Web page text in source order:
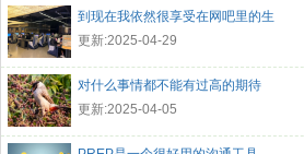
到现在我依然很享受在网吧里的生
更新:2025-04-29
对什么事情都不能有过高的期待
更新:2025-04-05